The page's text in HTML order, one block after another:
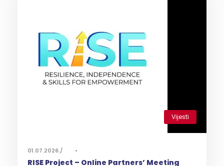
Vijesti
01.07.2026. •
RISE Project – Online Partners’ Meeting